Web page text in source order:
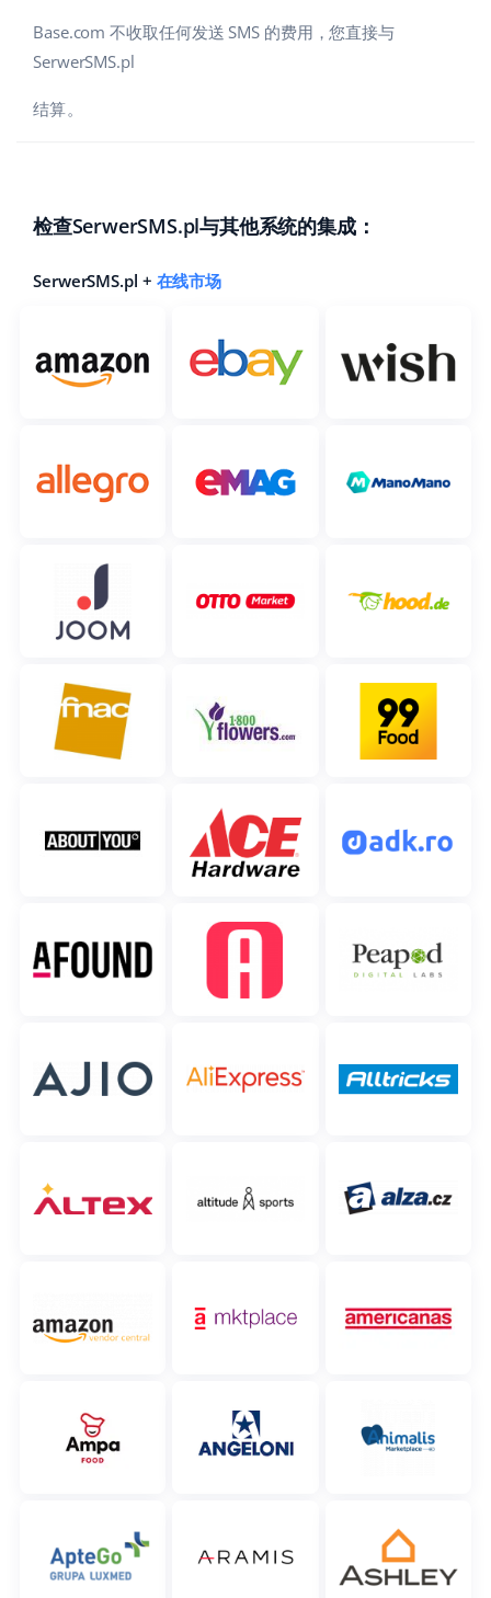
合作与合作伙伴
联系方式español (MX)
Français
polski
português (BR)
中文
Base.com 不收取任何发送 SMS 的费用，您直接与
SerwerSMS.pl
结算。
检查SerwerSMS.pl与其他系统的集成：
SerwerSMS.pl + 在线市场